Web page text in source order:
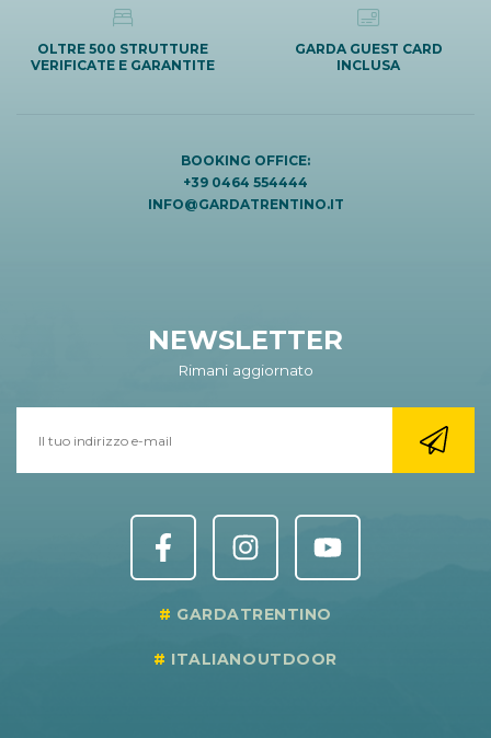
OLTRE 500 STRUTTURE
VERIFICATE E GARANTITE
GARDA GUEST CARD
INCLUSA
BOOKING OFFICE:
+39 0464 554444
INFO@GARDATRENTINO.IT
NEWSLETTER
Rimani aggiornato
GARDATRENTINO
ITALIANOUTDOOR